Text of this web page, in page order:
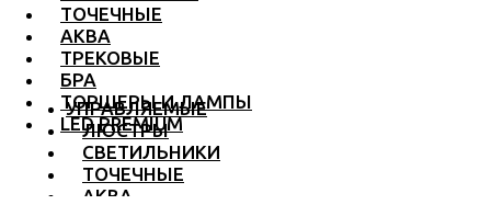
ТОЧЕЧНЫЕ
АКВА
ТРЕКОВЫЕ
БРА
ТОРШЕРЫ И ЛАМПЫ
LED PREMIUM
УПРАВЛЯЕМЫЕ
ЛЮСТРЫ
СВЕТИЛЬНИКИ
ТОЧЕЧНЫЕ
АКВА